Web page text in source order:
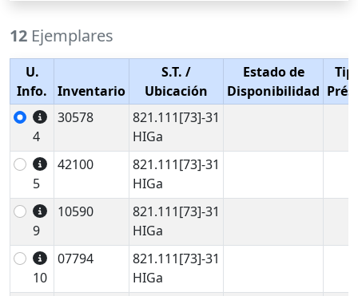
12 Ejemplares
U.
Info.
Inventario
S.T. /
Ubicación
Estado de
Disponibilidad
4
30578
821.111[73]-31
HIGa
5
42100
821.111[73]-31
HIGa
9
10590
821.111[73]-31
HIGa
10
07794
821.111[73]-31
HIGa